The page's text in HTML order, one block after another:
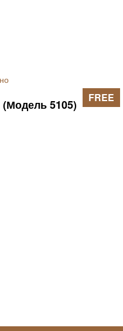
5105) FREE